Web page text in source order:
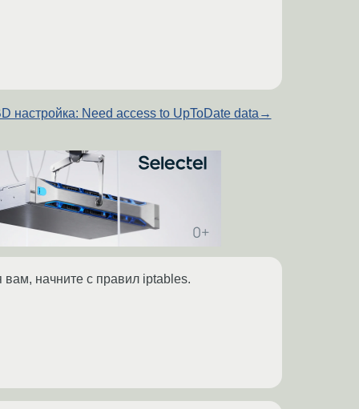
настройка: Need access to UpToDate data →
вам, начните с правил iptables.